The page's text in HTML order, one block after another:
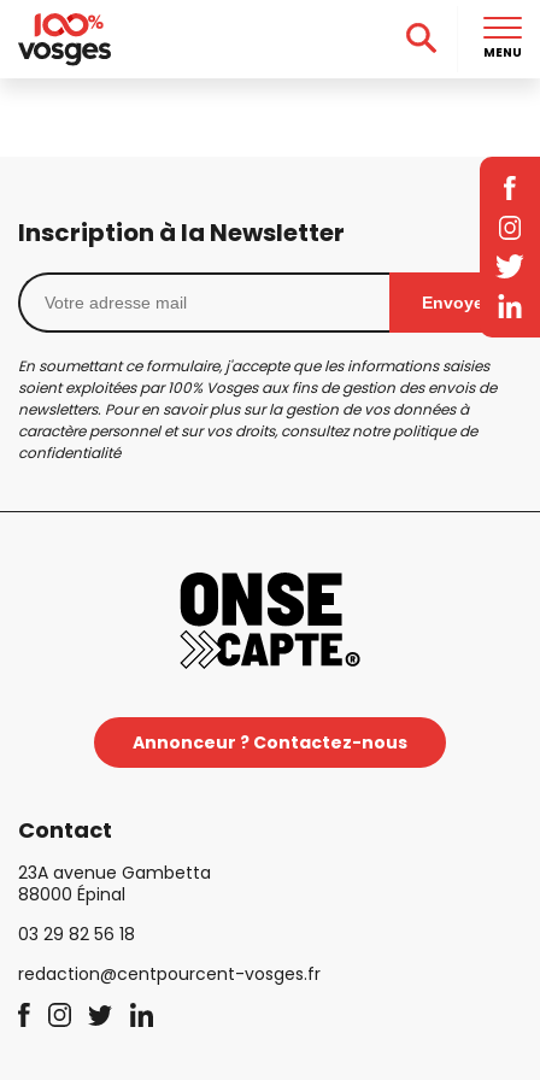
Inscription à la Newsletter
Envoyer
En soumettant ce formulaire, j'accepte que les informations saisies
soient exploitées par 100% Vosges aux fins de gestion des envois de
newsletters. Pour en savoir plus sur la gestion de vos données à
caractère personnel et sur vos droits, consultez notrepolitique de
confidentialité
Annonceur ? Contactez-nous
Contact
23A avenue Gambetta
88000 Épinal
03 29 82 56 18
redaction@centpourcent-vosges.fr
MENU